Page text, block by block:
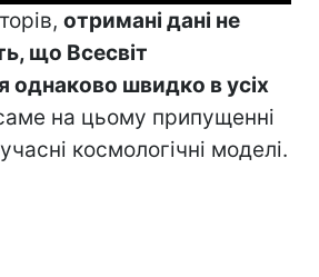
отримані дані не
що Всесвіт
однаково швидко в усіх
на цьому припущенні
космологічні моделі.